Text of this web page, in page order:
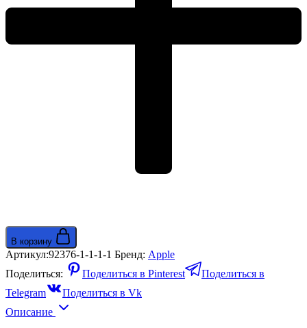
В корзину
Артикул:92376-1-1-1-1 Бренд: Apple
Поделиться:
Поделиться в Pinterest
Поделиться в
Telegram
Поделиться в Vk
Описание